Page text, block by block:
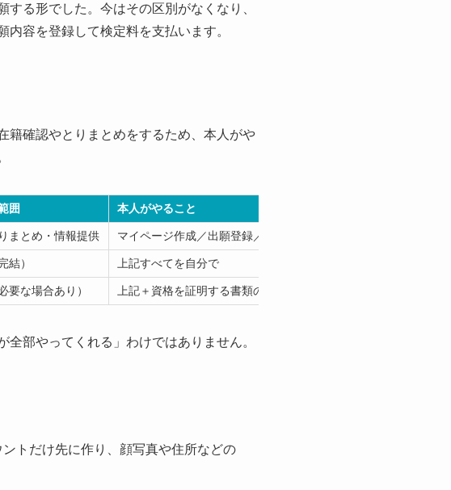
る形でした。今はその区別がなくなり、
容を登録して検定料を支払います。
籍確認やとりまとめをするため、本人がや
囲 本人がやること
まとめ・情報提供 マイページ作成／出願登録／検定料支払い
結） 上記すべてを自分で
要な場合あり） 上記＋資格を証明する書類の準備
部やってくれる」わけではありません。
トだけ先に作り、顔写真や住所などの